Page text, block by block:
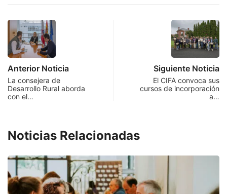
Anterior Noticia
La consejera de
Desarrollo Rural aborda
con el…
Siguiente Noticia
El CIFA convoca sus
cursos de incorporación
a…
Noticias Relacionadas